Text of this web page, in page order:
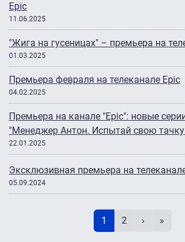
Epic
11.06.2025
"Жига на гусеницах" – премьера на
01.03.2025
Премьера февраля на телеканале Epic
04.02.2025
Премьера на канале "Epic": новые
"Менеджер Антон. Испытай свою
22.01.2025
Эксклюзивная премьера на
05.09.2024
Текущая страница
1 Page
2 › »